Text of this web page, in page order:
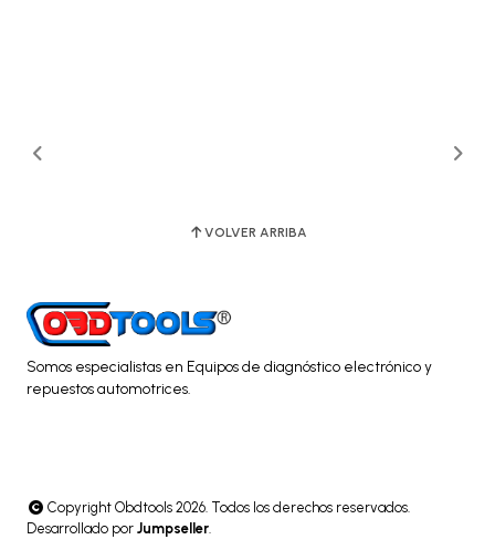
VOLVER ARRIBA
Somos especialistas en Equipos de diagnóstico electrónico y
repuestos automotrices.
Copyright Obdtools 2026. Todos los derechos reservados.
Desarrollado por Jumpseller.